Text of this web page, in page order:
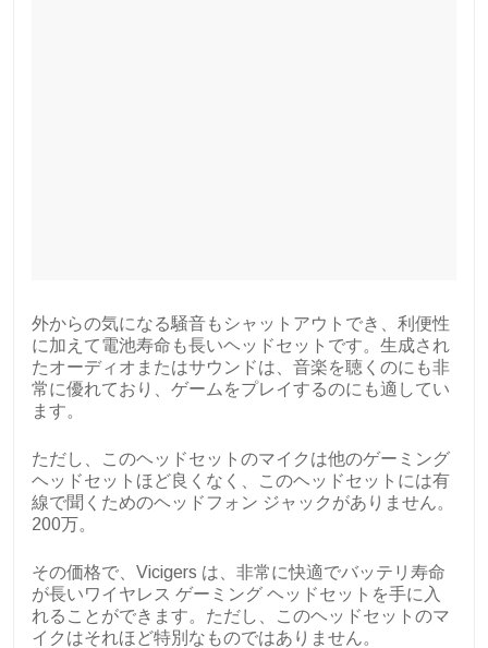
外からの気になる騒音もシャットアウトでき、利便性
に加えて電池寿命も長いヘッドセットです。生成され
たオーディオまたはサウンドは、音楽を聴くのにも非
常に優れており、ゲームをプレイするのにも適してい
ます。
ただし、このヘッドセットのマイクは他のゲーミング
ヘッドセットほど良くなく、このヘッドセットには有
線で聞くためのヘッドフォン ジャックがありません。
200万。
その価格で、Vicigers は、非常に快適でバッテリ寿命
が長いワイヤレス ゲーミング ヘッドセットを手に入
れることができます。ただし、このヘッドセットのマ
イクはそれほど特別なものではありません。